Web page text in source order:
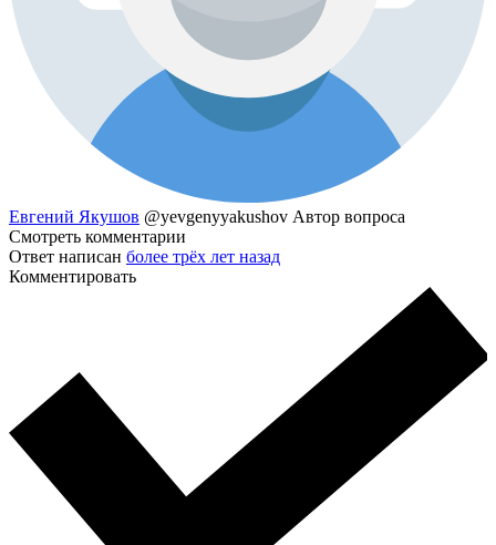
Евгений Якушов @yevgenyyakushov Автор вопроса
Смотреть комментарии
Ответ написан более трёх лет назад
Комментировать